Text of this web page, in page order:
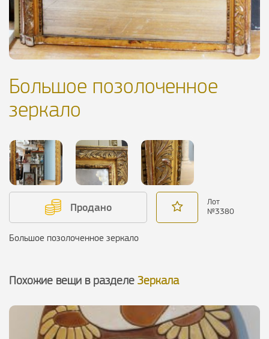
Большое позолоченное
зеркало
Продано
Лот
№3380
Большое позолоченное зеркало
Похожие вещи в разделе Зеркала